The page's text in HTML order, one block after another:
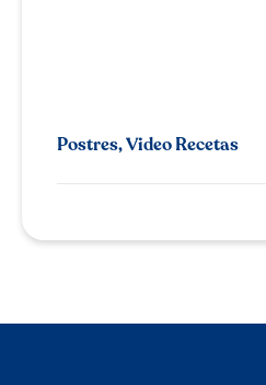
Postres, Video Recetas